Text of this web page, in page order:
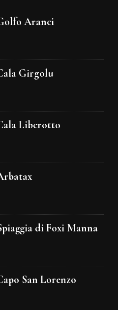
Aranci
Girgolu
Liberotto
di Foxi Manna
San Lorenzo